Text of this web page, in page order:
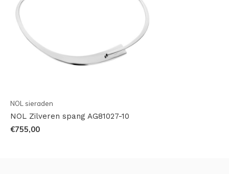
NOL sieraden
NOL Zilveren spang AG81027-10
€755,00